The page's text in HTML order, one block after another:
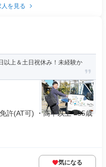
を見る
以上＆土日祝休み！未経験か
許(AT可) ・高卒以上 ■35歳
気になる